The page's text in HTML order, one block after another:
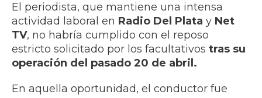
El periodista, que mantiene una intensa
actividad laboral en Radio Del Plata y Net
TV, no habría cumplido con el reposo
estricto solicitado por los facultativos tras su
operación del pasado 20 de abril.
En aquella oportunidad, el conductor fue